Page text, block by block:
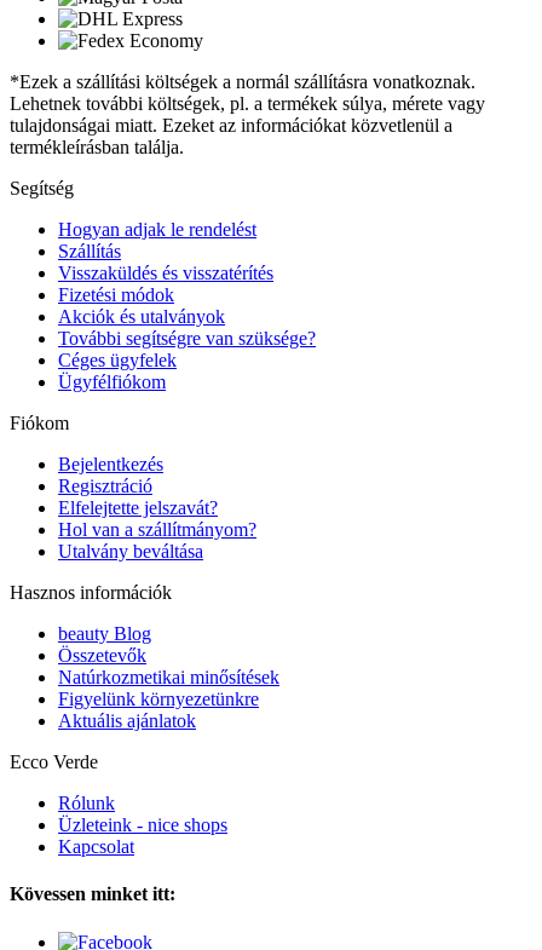
*Ezek a szállítási költségek a normál szállításra vonatkoznak.
Lehetnek további költségek, pl. a termékek súlya, mérete vagy
tulajdonságai miatt. Ezeket az információkat közvetlenül a
termékleírásban találja.
Segítség
Hogyan adjak le rendelést
Szállítás
Visszaküldés és visszatérítés
Fizetési módok
Akciók és utalványok
További segítségre van szüksége?
Céges ügyfelek
Ügyfélfiókom
Fiókom
Bejelentkezés
Regisztráció
Elfelejtette jelszavát?
Hol van a szállítmányom?
Utalvány beváltása
Hasznos információk
beauty Blog
Összetevők
Natúrkozmetikai minősítések
Figyelünk környezetünkre
Aktuális ajánlatok
Ecco Verde
Rólunk
Üzleteink - nice shops
Kapcsolat
Kövessen minket itt: